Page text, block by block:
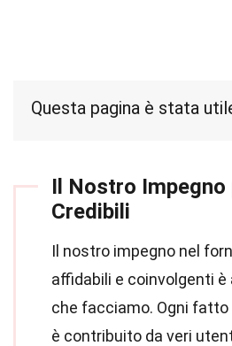
Questa pagina è stata
Il Nostro Impegno
Credibili
Il nostro impegno nel
affidabili e coinvolgenti è
che facciamo. Ogni
è contribuito da veri